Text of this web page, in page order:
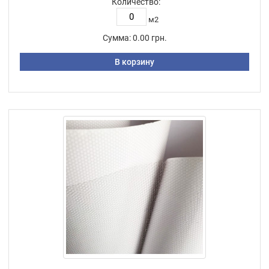
м2
Сумма: 0.00 грн.
В корзину